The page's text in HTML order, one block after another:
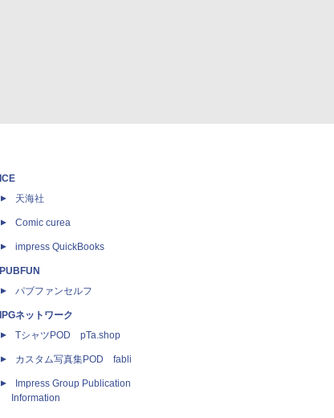
ICE
天海社
Comic curea
impress QuickBooks
PUBFUN
パブファンセルフ
IPGネットワーク
TシャツPOD pTa.shop
カスタム写真集POD fabli
Impress Group Publication
Information